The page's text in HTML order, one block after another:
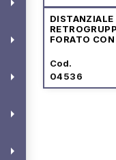
arrow_right
arrow_right
arrow_right
arrow_right
DISTANZIALE
FORATO
CROMATO
Cod.
04536